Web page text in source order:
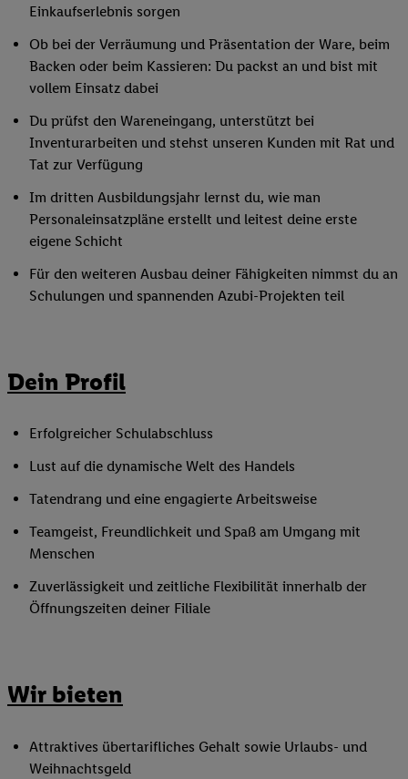
Einkaufserlebnis sorgen
Ob bei der Verräumung und Präsentation der Ware, beim
Backen oder beim Kassieren: Du packst an und bist mit
vollem Einsatz dabei
Du prüfst den Wareneingang, unterstützt bei
Inventurarbeiten und stehst unseren Kunden mit Rat und
Tat zur Verfügung
Im dritten Ausbildungsjahr lernst du, wie man
Personaleinsatzpläne erstellt und leitest deine erste
eigene Schicht
Für den weiteren Ausbau deiner Fähigkeiten nimmst du an
Schulungen und spannenden Azubi-Projekten teil
Dein Profil
Erfolgreicher Schulabschluss
Lust auf die dynamische Welt des Handels
Tatendrang und eine engagierte Arbeitsweise
Teamgeist, Freundlichkeit und Spaß am Umgang mit
Menschen
Zuverlässigkeit und zeitliche Flexibilität innerhalb der
Öffnungszeiten deiner Filiale
Wir bieten
Attraktives übertarifliches Gehalt sowie Urlaubs- und
Weihnachtsgeld